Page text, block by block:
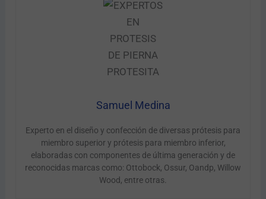
Samuel Medina
Experto en el diseño y confección de diversas prótesis para
miembro superior y prótesis para miembro inferior,
elaboradas con componentes de última generación y de
reconocidas marcas como: Ottobock, Ossur, Oandp, Willow
Wood, entre otras.